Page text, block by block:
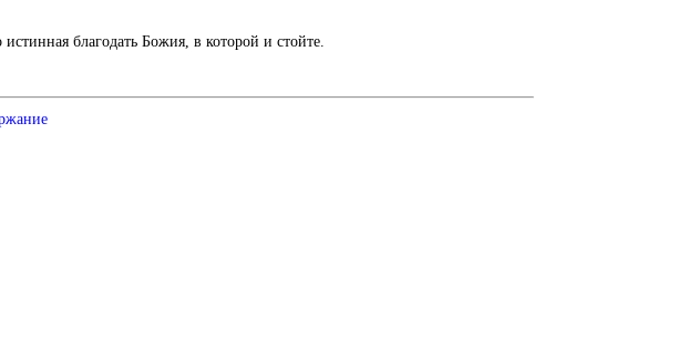
благодать Божия, в которой и стойте.